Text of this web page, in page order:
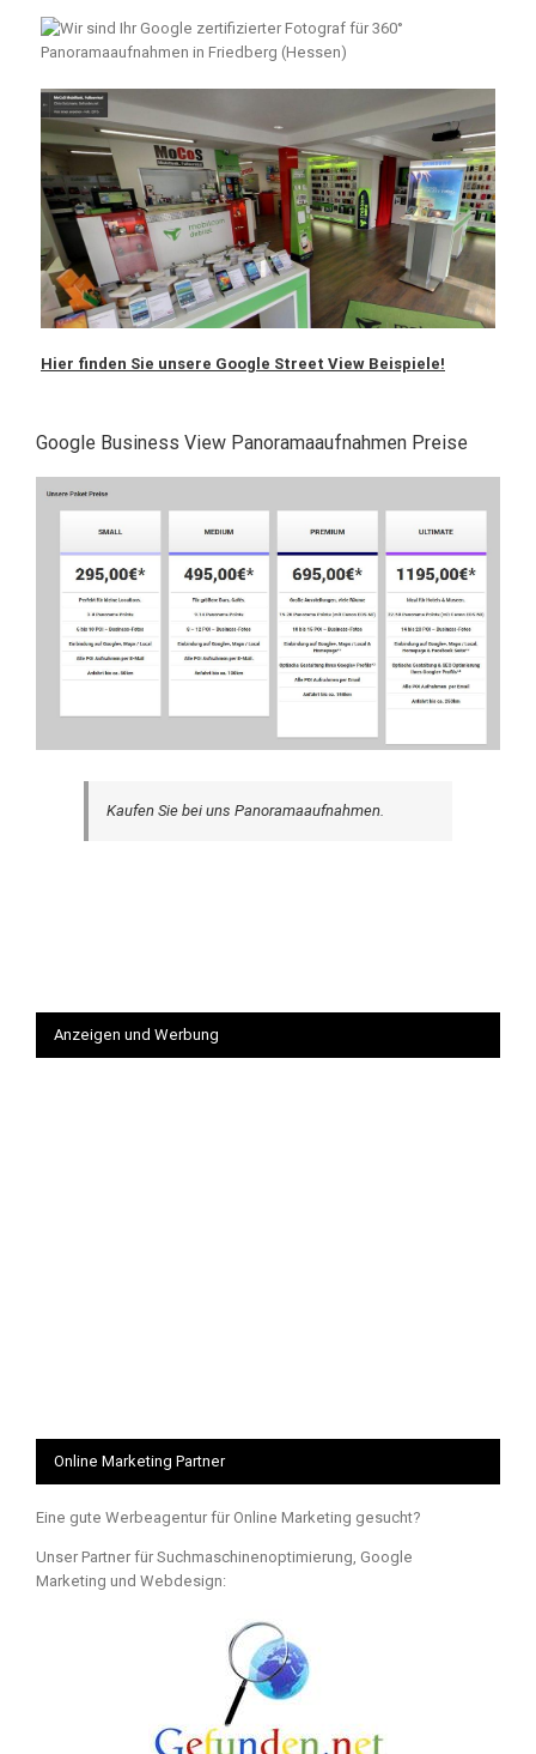
Hier finden Sie unsere Google Street View Beispiele!
Google Business View Panoramaaufnahmen Preise
Kaufen Sie bei uns Panoramaaufnahmen.
Anzeigen und Werbung
Online Marketing Partner
Eine gute Werbeagentur für Online Marketing gesucht?
Unser Partner für Suchmaschinenoptimierung, Google
Marketing und Webdesign: